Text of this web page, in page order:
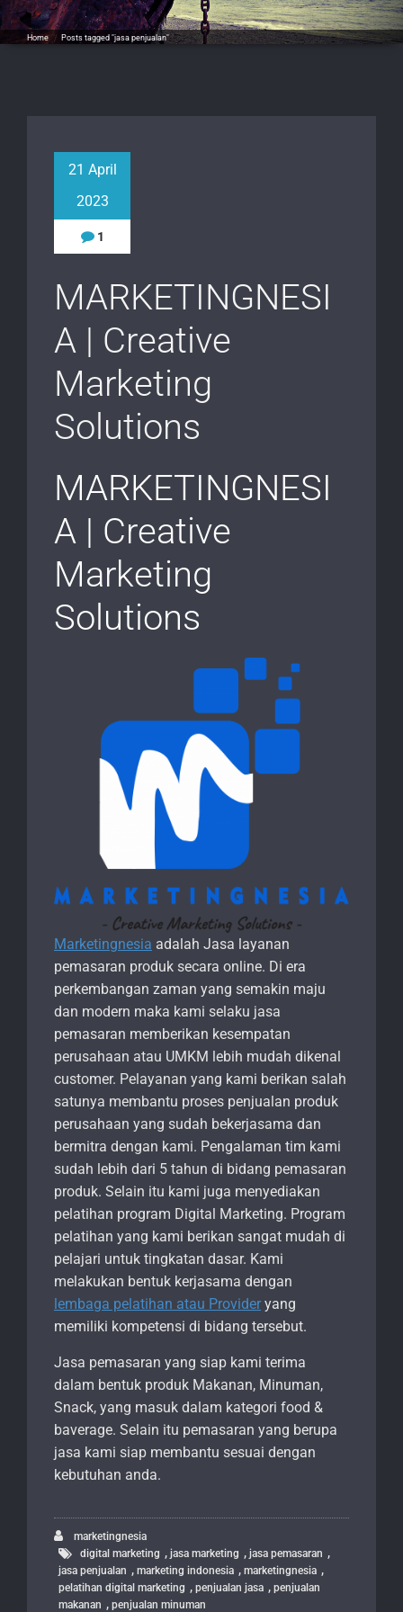
Home / Posts tagged "jasa penjualan"
21 April
2023
1
MARKETINGNESI
A | Creative
Marketing
Solutions
MARKETINGNESI
A | Creative
Marketing
Solutions
Marketingnesia adalah Jasa layanan
pemasaran produk secara online. Di era
perkembangan zaman yang semakin maju
dan modern maka kami selaku jasa
pemasaran memberikan kesempatan
perusahaan atau UMKM lebih mudah dikenal
customer. Pelayanan yang kami berikan salah
satunya membantu proses penjualan produk
perusahaan yang sudah bekerjasama dan
bermitra dengan kami. Pengalaman tim kami
sudah lebih dari 5 tahun di bidang pemasaran
produk. Selain itu kami juga menyediakan
pelatihan program Digital Marketing. Program
pelatihan yang kami berikan sangat mudah di
pelajari untuk tingkatan dasar. Kami
melakukan bentuk kerjasama dengan
lembaga pelatihan atau Provider yang
memiliki kompetensi di bidang tersebut.
Jasa pemasaran yang siap kami terima
dalam bentuk produk Makanan, Minuman,
Snack, yang masuk dalam kategori food &
baverage. Selain itu pemasaran yang berupa
jasa kami siap membantu sesuai dengan
kebutuhan anda.
marketingnesia
digital marketing , jasa marketing , jasa pemasaran ,
jasa penjualan , marketing indonesia , marketingnesia ,
pelatihan digital marketing , penjualan jasa , penjualan
makanan , penjualan minuman